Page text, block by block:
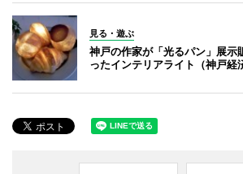
見る・遊ぶ
神戸の作家が「光るパン」展示
ったインテリアライト（神戸経